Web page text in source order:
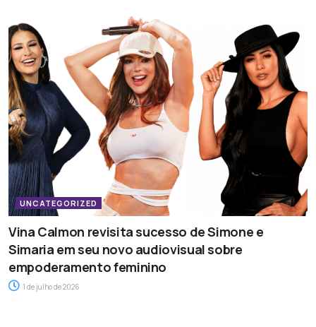
UNCATEGORIZED
Vina Calmon revisita sucesso de Simone e
Simaria em seu novo audiovisual sobre
empoderamento feminino
1 de julho de 2026